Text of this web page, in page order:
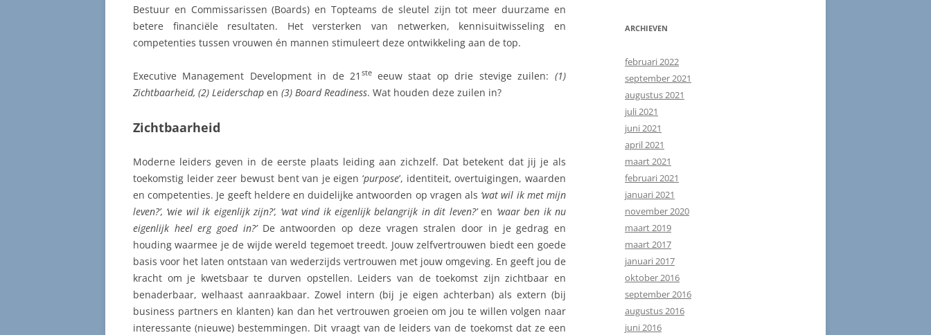
Bestuur en Commissarissen (Boards) en Topteams de sleutel zijn tot meer duurzame en
betere financiële resultaten. Het versterken van netwerken, kennisuitwisseling en
competenties tussen vrouwen én mannen stimuleert deze ontwikkeling aan de top.
Executive Management Development in de 21 steeeuw staat op drie stevige zuilen: (1)
Zichtbaarheid, (2) Leiderschap en (3) Board Readiness. Wat houden deze zuilen in?
Zichtbaarheid
Moderne leiders geven in de eerste plaats leiding aan zichzelf. Dat betekent dat jij je als
toekomstig leider zeer bewust bent van je eigen ‘purpose’, identiteit, overtuigingen, waarden
en competenties. Je geeft heldere en duidelijke antwoorden op vragen als ‘wat wil ik met mijn
leven?’, ‘wie wil ik eigenlijk zijn?’, ‘wat vind ik eigenlijk belangrijk in dit leven?’en ‘waar ben ik nu
eigenlijk heel erg goed in?’De antwoorden op deze vragen stralen door in je gedrag en
houding waarmee je de wijde wereld tegemoet treedt. Jouw zelfvertrouwen biedt een goede
basis voor het laten ontstaan van wederzijds vertrouwen met jouw omgeving. En geeft jou de
kracht om je kwetsbaar te durven opstellen. Leiders van de toekomst zijn zichtbaar en
benaderbaar, welhaast aanraakbaar. Zowel intern (bij je eigen achterban) als extern (bij
business partners en klanten) kan dan het vertrouwen groeien om jou te willen volgen naar
interessante (nieuwe) bestemmingen. Dit vraagt van de leiders van de toekomst dat ze een
ARCHIEVEN
februari 2022
september 2021
augustus 2021
juli 2021
juni 2021
april 2021
maart 2021
februari 2021
januari 2021
november 2020
maart 2019
maart 2017
januari 2017
oktober 2016
september 2016
augustus 2016
juni 2016